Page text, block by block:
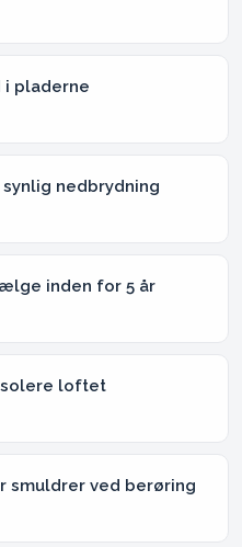
i pladerne
nedbrydning
inden for 5 år
loftet
smuldrer ved berøring